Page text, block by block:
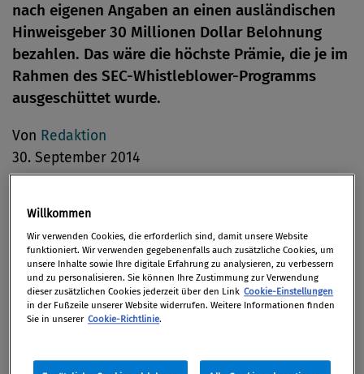
nach eigenen Angaben an einen ausländischen
Hinweisgeber 30 Millionen Dollar Belohnung
bezahlen. Das wäre die höchste Prämie, die je im
Rahmen des SEC-Whistleblower-Programms
ausgeschüttet wurde.
Von Redaktion
30. September 2014
Die US-Börsenaufsichtsbehörde SEC (Securities and
Exchange Commission) hat am 22. September 2014
angekündigt, dass demnächst eine Prämie von mehr
als 30 Mio. US-Dollar (23,6 Mio. Euro) an einen
Whistleblower ausbezahlt werden wird. Dieser hat
lassen, die zu erfolgreichen Ermittlungen führten.
Willkommen
Wir verwenden Cookies, die erforderlich sind, damit unsere Website
funktioniert. Wir verwenden gegebenenfalls auch zusätzliche Cookies, um
unsere Inhalte sowie Ihre digitale Erfahrung zu analysieren, zu verbessern
und zu personalisieren. Sie können Ihre Zustimmung zur Verwendung
dieser zusätzlichen Cookies jederzeit über den Link Cookie-Einstellungen
in der Fußzeile unserer Website widerrufen. Weitere Informationen finden
Sie in unserer Cookie-Richtlinie.